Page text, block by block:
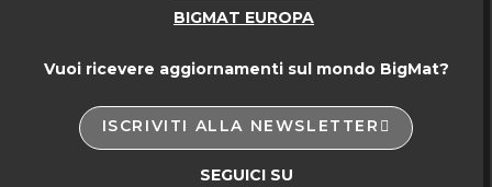
BIGMAT EUROPA
Vuoi ricevere aggiornamenti sul mondo BigMat?
ISCRIVITI ALLA NEWSLETTER
SEGUICI SU